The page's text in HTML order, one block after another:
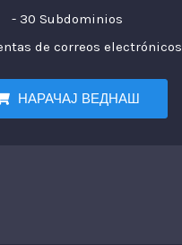
- 30 Subdominios
de correos electrónicos
НАРАЧАЈ ВЕДНАШ